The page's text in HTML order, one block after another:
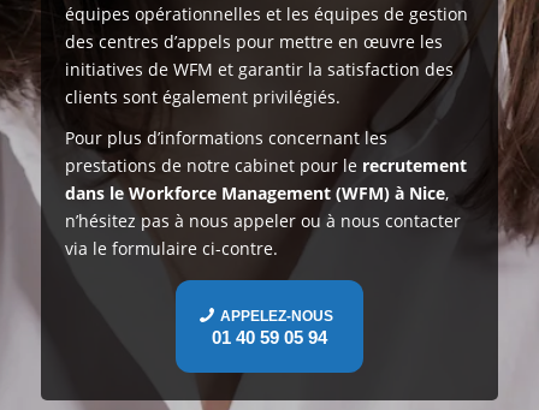
équipes opérationnelles et les équipes de gestion
des centres d’appels pour mettre en œuvre les
initiatives de WFM et garantir la satisfaction des
clients sont également privilégiés.
Pour plus d’informations concernant les
prestations de notre cabinet pour le recrutement
dans le Workforce Management (WFM) à Nice,
n’hésitez pas à nous appeler ou à nous contacter
via le formulaire ci-contre.
APPELEZ-NOUS
01 40 59 05 94